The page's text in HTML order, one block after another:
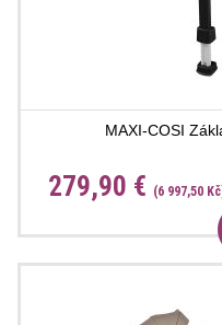
MAXI-COSI
279,90 € (6 997,50